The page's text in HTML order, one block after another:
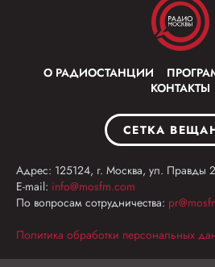
О РАДИОСТАНЦИИ
КОНТАКТЫ
СЕТКА
Адрес: 125124, г. Москва, ул. Правды
E-mail: info@mosfm.com
По вопросам сотрудничества:
Политика обработки персональных